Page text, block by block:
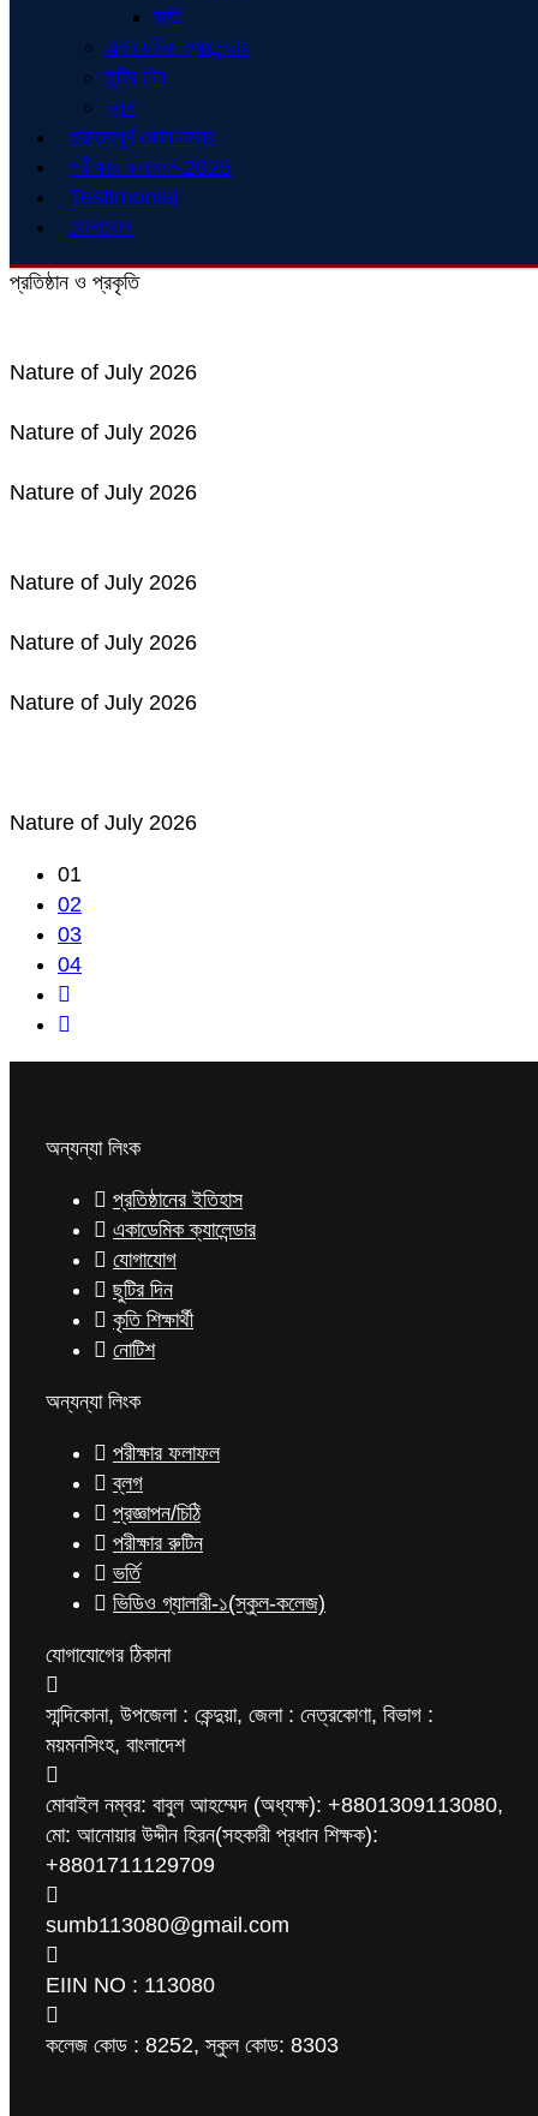
ভর্তি
একাডেমিক ক্যালেন্ডার
ছুটির দিন
ব্লগ
গুরুত্বপূর্ণ ফোন নম্বর
পরীক্ষার ফলাফল-2025
Testimonial
যোগাযোগ
প্রতিষ্ঠান ও প্রকৃতি
Nature of July 2026
Nature of July 2026
Nature of July 2026
Nature of July 2026
Nature of July 2026
Nature of July 2026
Nature of July 2026
01
02
03
04
অন্যন্যা লিংক
প্রতিষ্ঠানের ইতিহাস
একাডেমিক ক্যালেন্ডার
যোগাযোগ
ছুটির দিন
কৃতি শিক্ষার্থী
নোটিশ
অন্যন্যা লিংক
পরীক্ষার ফলাফল
ব্লগ
প্রজ্ঞাপন/চিঠি
পরীক্ষার রুটিন
ভর্তি
ভিডিও গ্যালারী-১(স্কুল-কলেজ)
যোগাযোগের ঠিকানা
সান্দিকোনা, উপজেলা : কেন্দুয়া, জেলা : নেত্রকোণা, বিভাগ :
ময়মনসিংহ, বাংলাদেশ
মোবাইল নম্বর: বাবুল আহম্মেদ (অধ্যক্ষ): +8801309113080,
মো: আনোয়ার উদ্দীন হিরন(সহকারী প্রধান শিক্ষক):
+8801711129709
sumb113080@gmail.com
EIIN NO : 113080
কলেজ কোড : 8252, স্কুল কোড: 8303